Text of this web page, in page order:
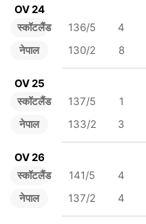
OV 24
स्कॉटलैंड
नेपाल
136/5 4
130/2
8
OV 25
स्कॉटलैंड
नेपाल
137/5 1
133/2
3
OV 26
स्कॉटलैंड
नेपाल
141/5 4
137/2
4